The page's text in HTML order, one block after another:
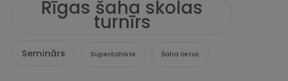
Rīgas šaha skolas
turnīrs
Seminārs Superšahiste Šaha lietus